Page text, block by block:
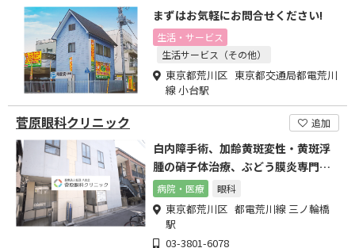
まずはお気軽にお問合せください!
生活・サービス
生活サービス（その他）
東京都荒川区 東京都交通局都電荒川
線 小台駅
菅原眼科クリニック 追加
白内障手術、加齢黄斑変性・黄斑浮
腫の硝子体治療、ぶどう膜炎専門外
来病院・医療 眼科
東京都荒川区 都電荒川線 三ノ輪橋
駅
03-3801-6078